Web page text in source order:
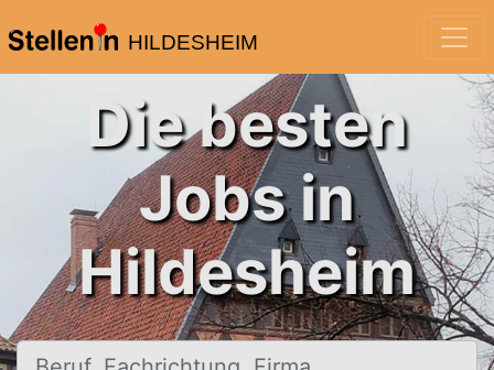
HILDESHEIM
Die besten
Jobs in
Hildesheim
Beruf, Fachrichtung, Firma